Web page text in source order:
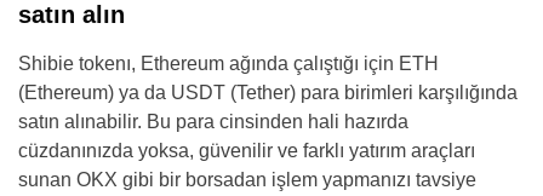
satın alın
Shibie tokenı, Ethereum ağında çalıştığı için ETH
(Ethereum) ya da USDT (Tether) para birimleri karşılığında
satın alınabilir. Bu para cinsinden hali hazırda
cüzdanınızda yoksa, güvenilir ve farklı yatırım araçları
sunan OKX gibi bir borsadan işlem yapmanızı tavsiye